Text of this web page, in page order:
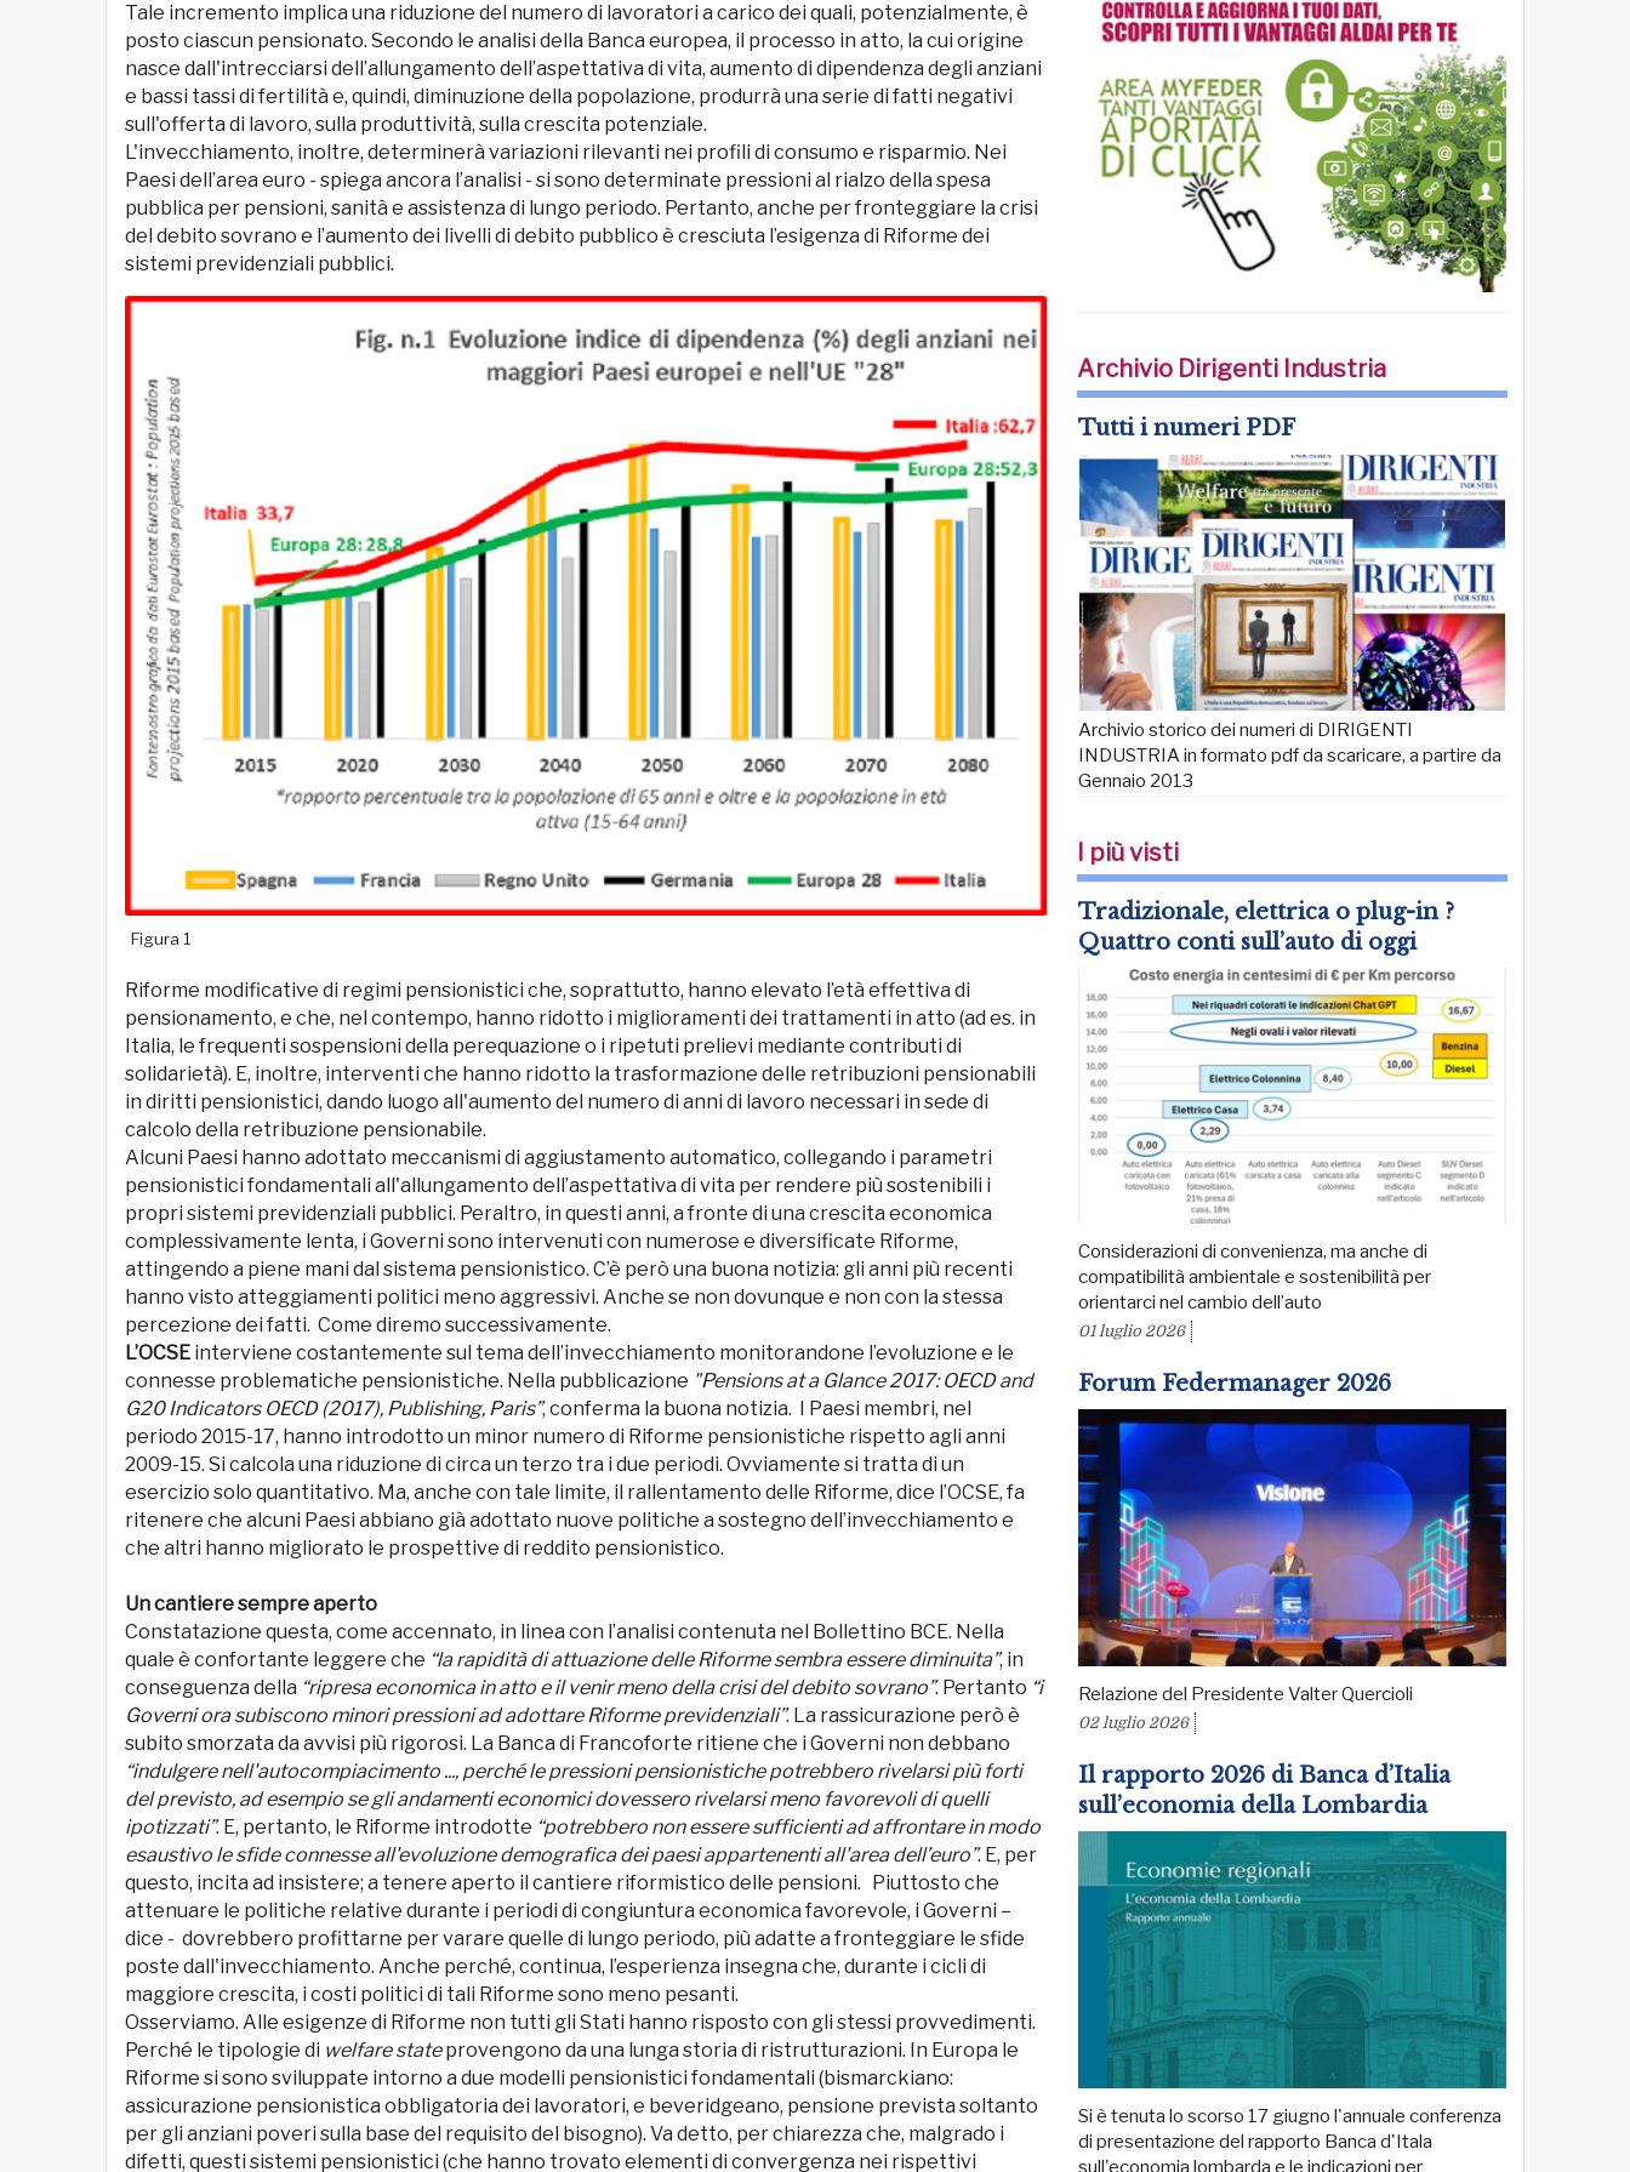
Tale incremento implica una riduzione del numero di lavoratori a carico dei quali, potenzialmente, è
posto ciascun pensionato. Secondo le analisi della Banca europea, il processo in atto, la cui origine
nasce dall'intrecciarsi dell’allungamento dell’aspettativa di vita, aumento di dipendenza degli anziani
e bassi tassi di fertilità e, quindi, diminuzione della popolazione, produrrà una serie di fatti negativi
sull'offerta di lavoro, sulla produttività, sulla crescita potenziale.
L'invecchiamento, inoltre, determinerà variazioni rilevanti nei profili di consumo e risparmio. Nei
Paesi dell’area euro - spiega ancora l’analisi - si sono determinate pressioni al rialzo della spesa
pubblica per pensioni, sanità e assistenza di lungo periodo. Pertanto, anche per fronteggiare la crisi
del debito sovrano e l’aumento dei livelli di debito pubblico è cresciuta l’esigenza di Riforme dei
sistemi previdenziali pubblici.
Figura 1
Riforme modificative di regimi pensionistici che, soprattutto, hanno elevato l’età effettiva di
pensionamento, e che, nel contempo, hanno ridotto i miglioramenti dei trattamenti in atto (ad es. in
Italia, le frequenti sospensioni della perequazione o i ripetuti prelievi mediante contributi di
solidarietà). E, inoltre, interventi che hanno ridotto la trasformazione delle retribuzioni pensionabili
in diritti pensionistici, dando luogo all'aumento del numero di anni di lavoro necessari in sede di
calcolo della retribuzione pensionabile.
Alcuni Paesi hanno adottato meccanismi di aggiustamento automatico, collegando i parametri
pensionistici fondamentali all'allungamento dell’aspettativa di vita per rendere più sostenibili i
propri sistemi previdenziali pubblici. Peraltro, in questi anni, a fronte di una crescita economica
complessivamente lenta, i Governi sono intervenuti con numerose e diversificate Riforme,
attingendo a piene mani dal sistema pensionistico. C’è però una buona notizia: gli anni più recenti
hanno visto atteggiamenti politici meno aggressivi. Anche se non dovunque e non con la stessa
percezione dei fatti. Come diremo successivamente.
L’OCSE interviene costantemente sul tema dell’invecchiamento monitorandone l’evoluzione e le
connesse problematiche pensionistiche. Nella pubblicazione "Pensions at a Glance 2017: OECD and
G20 Indicators OECD (2017), Publishing, Paris”, conferma la buona notizia. I Paesi membri, nel
periodo 2015-17, hanno introdotto un minor numero di Riforme pensionistiche rispetto agli anni
2009-15. Si calcola una riduzione di circa un terzo tra i due periodi. Ovviamente si tratta di un
esercizio solo quantitativo. Ma, anche con tale limite, il rallentamento delle Riforme, dice l’OCSE, fa
ritenere che alcuni Paesi abbiano già adottato nuove politiche a sostegno dell’invecchiamento e
che altri hanno migliorato le prospettive di reddito pensionistico.
Un cantiere sempre aperto
Constatazione questa, come accennato, in linea con l’analisi contenuta nel Bollettino BCE. Nella
quale è confortante leggere che “la rapidità di attuazione delle Riforme sembra essere diminuita”, in
conseguenza della “ripresa economica in atto e il venir meno della crisi del debito sovrano”. Pertanto “i
Governi ora subiscono minori pressioni ad adottare Riforme previdenziali”. La rassicurazione però è
subito smorzata da avvisi più rigorosi. La Banca di Francoforte ritiene che i Governi non debbano
“indulgere nell'autocompiacimento ..., perché le pressioni pensionistiche potrebbero rivelarsi più forti
del previsto, ad esempio se gli andamenti economici dovessero rivelarsi meno favorevoli di quelli
ipotizzati”. E, pertanto, le Riforme introdotte “potrebbero non essere sufficienti ad affrontare in modo
esaustivo le sfide connesse all'evoluzionedemografica dei paesi appartenenti all'area dell’euro”. E, per
questo, incita ad insistere; a tenere aperto il cantiere riformistico delle pensioni. Piuttosto che
attenuare le politiche relative durante i periodi di congiuntura economica favorevole, i Governi –
dice - dovrebbero profittarne per varare quelle di lungo periodo, più adatte a fronteggiare le sfide
poste dall'invecchiamento. Anche perché, continua, l’esperienza insegna che, durante i cicli di
maggiore crescita, i costi politici di tali Riforme sono meno pesanti.
Osserviamo. Alle esigenze di Riforme non tutti gli Stati hanno risposto con gli stessi provvedimenti.
Perché le tipologie di welfare stateprovengono da una lunga storia di ristrutturazioni. In Europa le
Riforme si sono sviluppate intorno a due modelli pensionistici fondamentali (bismarckiano:
assicurazione pensionistica obbligatoria dei lavoratori, e beveridgeano, pensione prevista soltanto
per gli anziani poveri sulla base del requisito del bisogno). Va detto, per chiarezza che, malgrado i
difetti, questi sistemi pensionistici (che hanno trovato elementi di convergenza nei rispettivi
Archivio Dirigenti Industria
Tutti i numeri PDF
Archivio storico dei numeri di DIRIGENTI
INDUSTRIA in formato pdf da scaricare, a partire da
Gennaio 2013
I più visti
Tradizionale, elettrica o plug-in ?
Quattro conti sull’auto di oggi
Considerazioni di convenienza, ma anche di
compatibilità ambientale e sostenibilità per
orientarci nel cambio dell’auto
01 luglio 2026
Forum Federmanager 2026
Relazione del Presidente Valter Quercioli
02 luglio 2026
Il rapporto 2026 di Banca d’Italia
sull’economia della Lombardia
Si è tenuta lo scorso 17 giugno l'annuale conferenza
di presentazione del rapporto Banca d'Itala
sull'economia lombarda e le indicazioni per